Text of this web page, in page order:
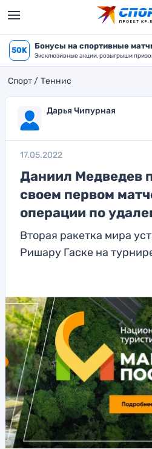
50K Бонусы на спортивные
Эксклюзивные акции, розыгрыши
Спорт Теннис
Дарья Чипурная
17.05.2022
Даниил Медведев
своем первом
операции по
Вторая ракетка мира
Ришару Гаске на